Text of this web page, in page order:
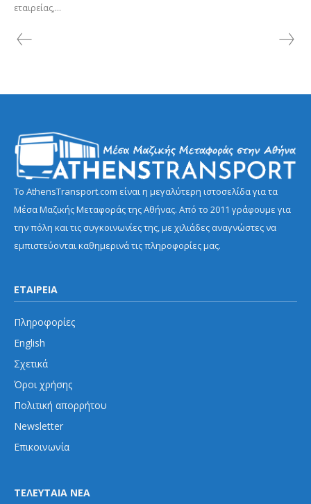
εταιρείας,...
Το AthensTransport.com είναι η μεγαλύτερη ιστοσελίδα για τα
Μέσα Μαζικής Μεταφοράς της Αθήνας. Από το 2011 γράφουμε για
την πόλη και τις συγκοινωνίες της, με χιλιάδες αναγνώστες να
εμπιστεύονται καθημερινά τις πληροφορίες μας.
ΕΤΑΙΡΕΙΑ
Πληροφορίες
English
Σχετικά
Όροι χρήσης
Πολιτική απορρήτου
Newsletter
Επικοινωνία
ΤΕΛΕΥΤΑΙΑ ΝΕΑ